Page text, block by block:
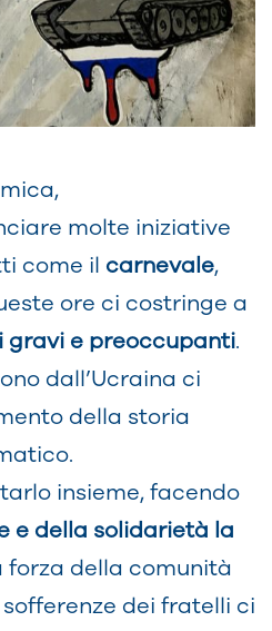
molte iniziative
come il carnevale,
ore ci costringe a
e preoccupanti.
dall’Ucraina ci
della storia
insieme, facendo
e della solidarietà la
forza della comunità
dei fratelli ci